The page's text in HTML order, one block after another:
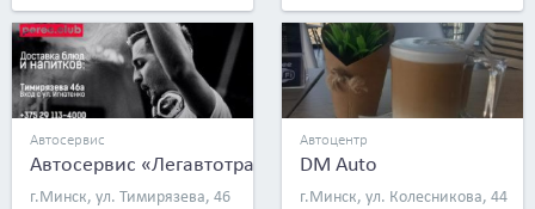
Автосервис
Автосервис «Легавтотранс»
г.Минск, ул. Тимирязева, 46
Автоцентр
DM Auto
г.Минск, ул. Колесникова, 44